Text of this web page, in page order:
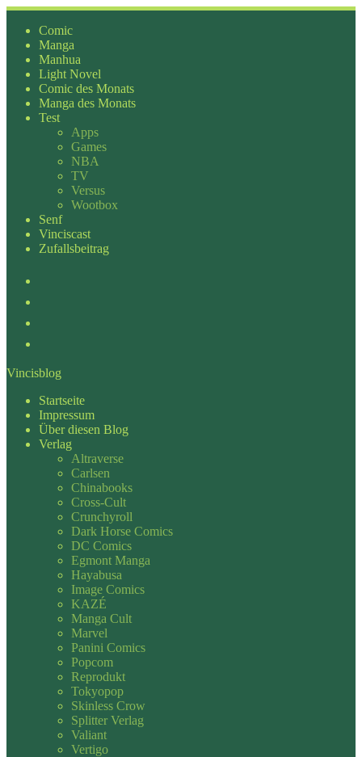
Zum
Inhalt
springen
Comic
Manga
Manhua
Light Novel
Comic des Monats
Manga des Monats
Test
Apps
Games
NBA
TV
Versus
Wootbox
Senf
Vinciscast
Zufallsbeitrag
Vincisblog
Startseite
Impressum
Über diesen Blog
Verlag
Altraverse
Carlsen
Chinabooks
Cross-Cult
Crunchyroll
Dark Horse Comics
DC Comics
Egmont Manga
Hayabusa
Image Comics
KAZÉ
Manga Cult
Marvel
Panini Comics
Popcom
Reprodukt
Tokyopop
Skinless Crow
Splitter Verlag
Valiant
Vertigo